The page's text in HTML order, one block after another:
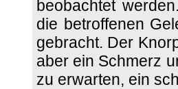
beobachtet
die betroffenen
gebracht. Der
aber ein Schmerz
zu erwarten, ein